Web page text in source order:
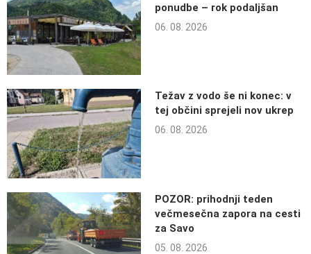
ponudbe – rok podaljšan
06. 08. 2026
Težav z vodo še ni konec: v
tej občini sprejeli nov ukrep
06. 08. 2026
POZOR: prihodnji teden
večmesečna zapora na cesti
za Savo
05. 08. 2026